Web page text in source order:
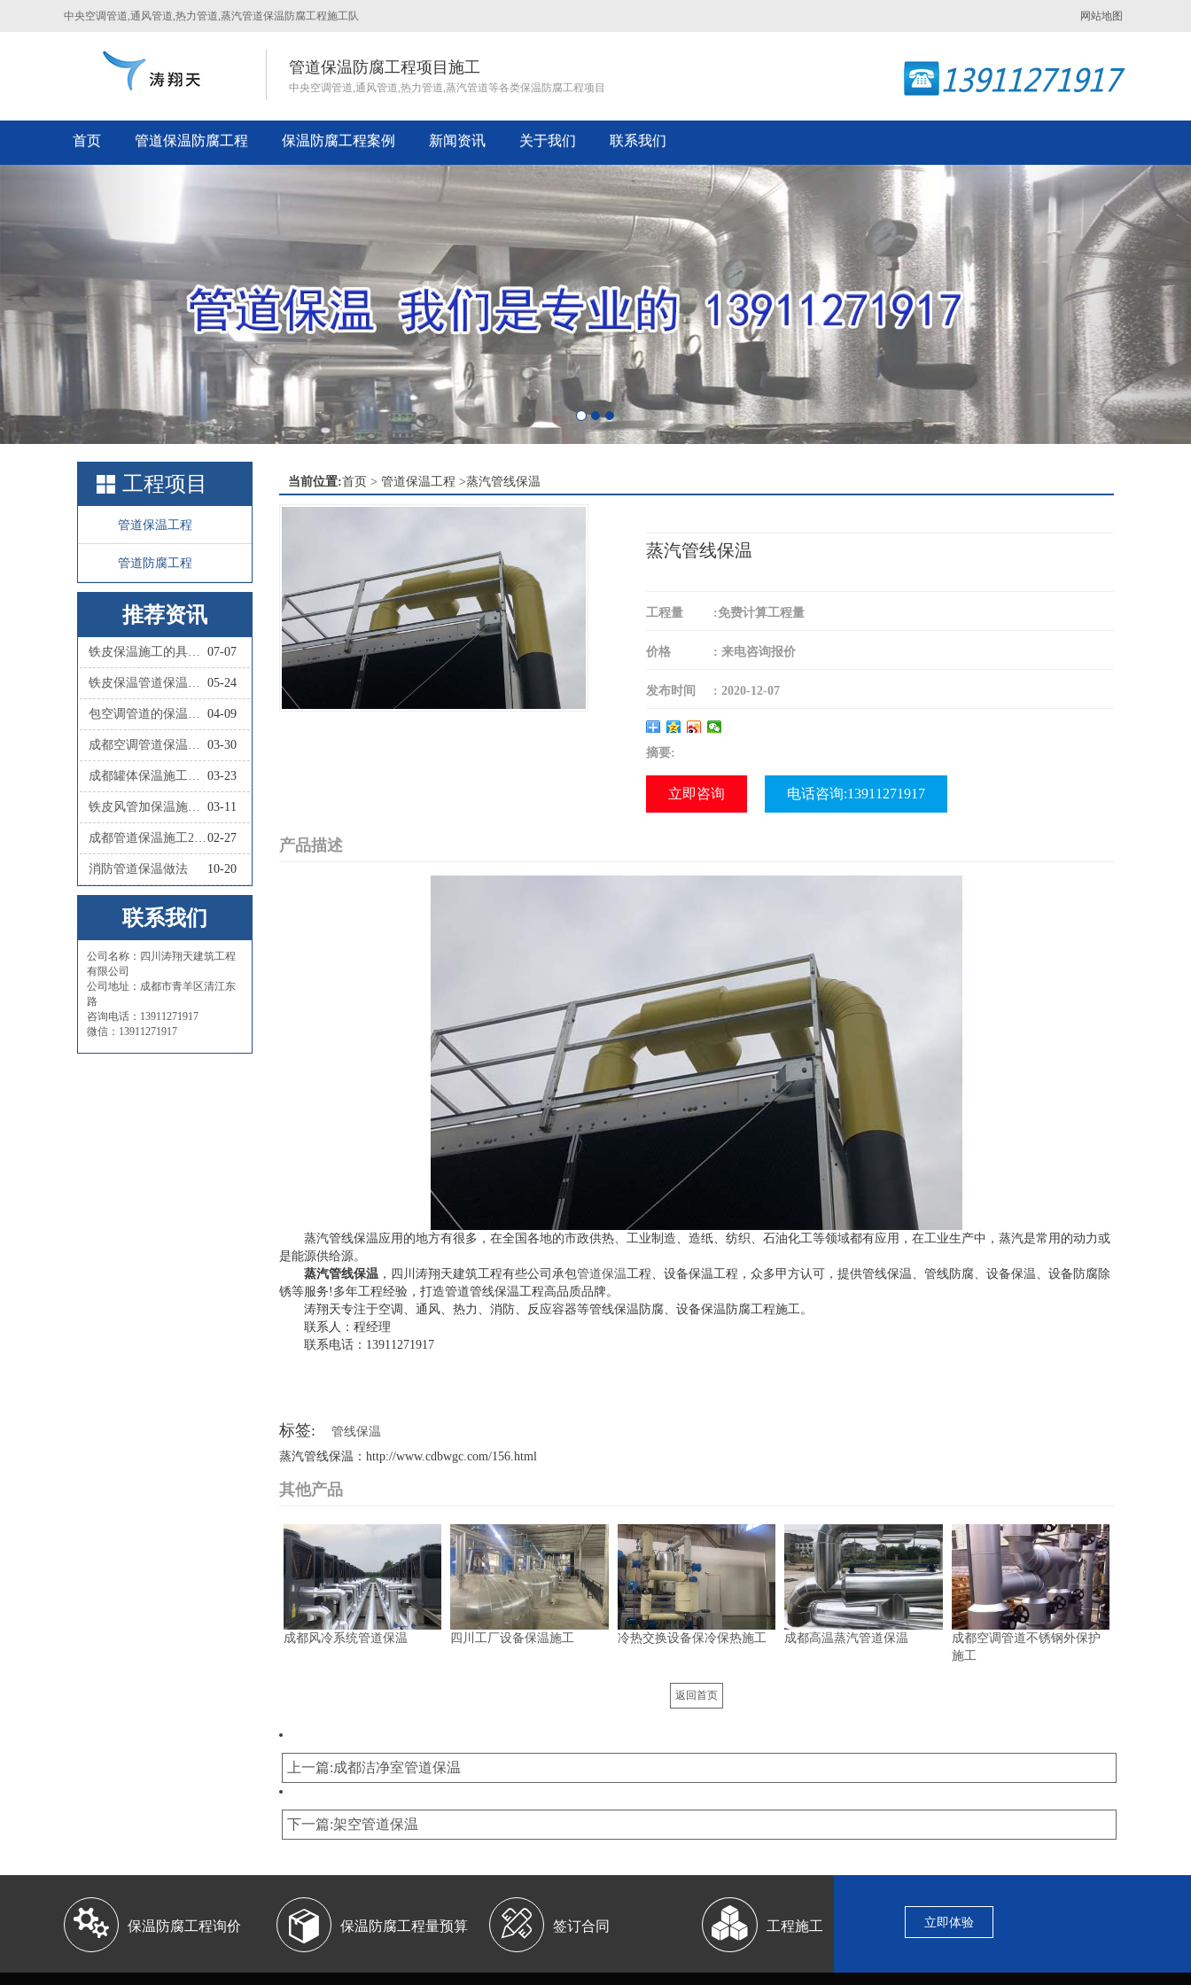
中央空调管道,通风管道,热力管道,蒸汽管道保温防腐工程施工队 网站地图
管道保温防腐工程项目施工
中央空调管道,通风管道,热力管道,蒸汽管道等各类保温防腐工程项目
首页 管道保温防腐工程 保温防腐工程案例 新闻资讯 关于我们 联系我们
Next
工程项目
管道保温工程
管道防腐工程
推荐资讯
铁皮保温施工的具体步骤有哪些？ 07-07
铁皮保温管道保温施工的具体流程是怎样的？ 05-24
包空调管道的保温材料叫什么 04-09
成都空调管道保温施工队联系人 03-30
成都罐体保温施工队联系人 03-23
铁皮风管加保温施工怎么做 03-11
成都管道保温施工2026四川涛翔天管道保温施工02-27
消防管道保温做法 10-20
联系我们
公司名称：四川涛翔天建筑工程
有限公司
公司地址：成都市青羊区清江东
路
咨询电话：13911271917
微信：13911271917
当前位置:首页 > 管道保温工程 >蒸汽管线保温
蒸汽管线保温
工程量 :免费计算工程量
价格 : 来电咨询报价
发布时间 : 2020-12-07
摘要:
立即咨询 电话咨询:13911271917
产品描述
蒸汽管线保温应用的地方有很多，在全国各地的市政供热、工业制造、造纸、纺织、石油化工等领域都有应用，在工业生产中，蒸汽是常用的动力或
是能源供给源。
蒸汽管线保温 ，四川涛翔天建筑工程有些公司承包管道保温工程、设备保温工程，众多甲方认可，提供管线保温、管线防腐、设备保温、设备防腐除
锈等服务!多年工程经验，打造管道管线保温工程高品质品牌。
涛翔天专注于空调、通风、热力、消防、反应容器等管线保温防腐、设备保温防腐工程施工。
联系人：程经理
联系电话：13911271917
标签:
管线保温
蒸汽管线保温：http://www.cdbwgc.com/156.html
其他产品
成都风冷系统管道保温 四川工厂设备保温施工 冷热交换设备保冷保热施工 成都高温蒸汽管道保温
成都空调管道不锈钢外保护
施工
返回首页
上一篇:成都洁净室管道保温
下一篇:架空管道保温
 保温防腐工程询价  保温防腐工程量预算  签订合同  工程施工 立即体验